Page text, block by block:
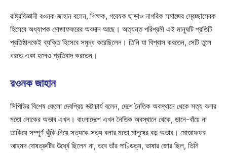
রাষ্ট্রবিজ্ঞানী রওনক জাহান বলেন, শিক্ষক, গবেষক ছাড়াও নাগরিক সমাজের স্বেচ্ছাসেবক
হিসেবে অধ্যাপক মোজাফফরের অবদান আছে। অত্যন্ত পরিশ্রমী এই মানুষটি প্রতিটি
প্রতিষ্ঠানকেই ব্যক্তি হিসেবে সমৃদ্ধ করেছিলেন। তিনি যা বিশ্বাস করতেন, সেটি তুলে
ধরতে একা হলেও প্রতিবাদ করতেন।
রওনক জাহান
সিপিডির বিশেষ ফেলো দেবপ্রিয় ভট্টাচার্য বলেন, দেশে নৈতিক অবস্থানে থেকে সত্য বলার
মতো লোকের অভাব এখন। বাংলাদেশে এখন নৈতিক অবস্থানে থেকে, ডানে-বাঁয়ে না
তাকিয়ে সম্পূর্ণ ঝুঁকি নিয়ে সত্যকে সত্য বলার মতো মানুষের বড় অভাব। মোজাফফর
আহমদ দোষত্রুটির ঊর্ধ্বে ছিলেন না, তবে তাঁর পাণ্ডিত্য, ভাষার জোর ছিল, তিনি